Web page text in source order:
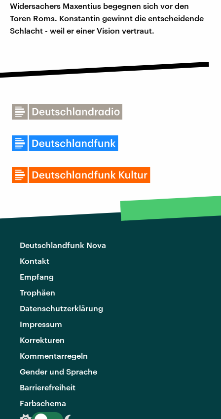
Widersachers Maxentius begegnen sich vor den
Toren Roms. Konstantin gewinnt die entscheidende
Schlacht - weil er einer Vision vertraut.
Deutschlandfunk Nova
Kontakt
Empfang
Trophäen
Datenschutzerklärung
Impressum
Korrekturen
Kommentarregeln
Gender und Sprache
Barrierefreiheit
Farbschema